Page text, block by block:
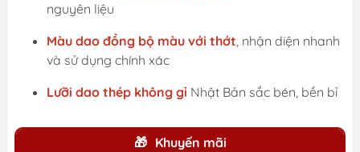
nguyên liệu
Màu dao đồng bộ màu với thớt, nhận diện nhanh
và sử dụng chính xác
Lưỡi dao thép không gỉ Nhật Bản sắc bén, bền bỉ
Khuyến mãi